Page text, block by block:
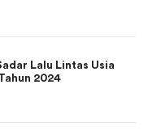
Lalu Lintas Usia
2024